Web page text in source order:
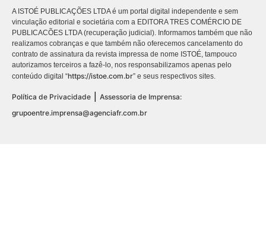
A ISTOÉ PUBLICAÇÕES LTDA é um portal digital independente e sem
vinculação editorial e societária com a EDITORA TRES COMÉRCIO DE
PUBLICACÕES LTDA (recuperação judicial). Informamos também que não
realizamos cobranças e que também não oferecemos cancelamento do
contrato de assinatura da revista impressa de nome ISTOÉ, tampouco
autorizamos terceiros a fazê-lo, nos responsabilizamos apenas pelo
conteúdo digital “https://istoe.com.br” e seus respectivos sites.
Política de Privacidade
Assessoria de Imprensa:
grupoentre.imprensa@agenciafr.com.br